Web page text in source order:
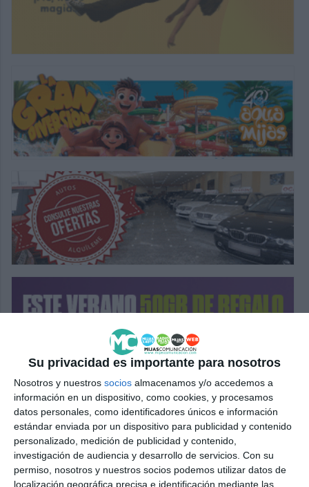
Su privacidad es importante para nosotros
Nosotros y nuestros socios almacenamos y/o accedemos a
información en un dispositivo, como cookies, y procesamos
datos personales, como identificadores únicos e información
estándar enviada por un dispositivo para publicidad y contenido
personalizado, medición de publicidad y contenido,
investigación de audiencia y desarrollo de servicios. Con su
permiso, nosotros y nuestros socios podemos utilizar datos de
localización geográfica precisa e identificación mediante las